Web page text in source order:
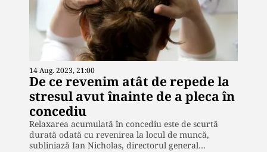
14 Aug. 2023, 21:00
De ce revenim atât de repede la
stresul avut înainte de a pleca în
concediu
Relaxarea acumulată în concediu este de scurtă
durată odată cu revenirea la locul de muncă,
subliniază Ian Nicholas, directorul general…